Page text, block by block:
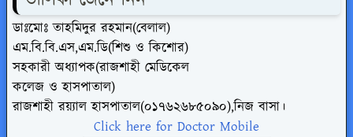
ডাঃমোঃ তাহমিদুর রহমান(বেলাল)
এম.বি.বি.এস,এম.ডি(শিশু ও কিশোর)
সহকারী অধ্যাপক(রাজশাহী মেডিকেল
কলেজ ও হাসপাতাল)
রাজশাহী রয়্যাল হাসপাতাল(০১৭৬২৬৮৫০৯০),নিজ বাসা।
Click here for Doctor Mobile